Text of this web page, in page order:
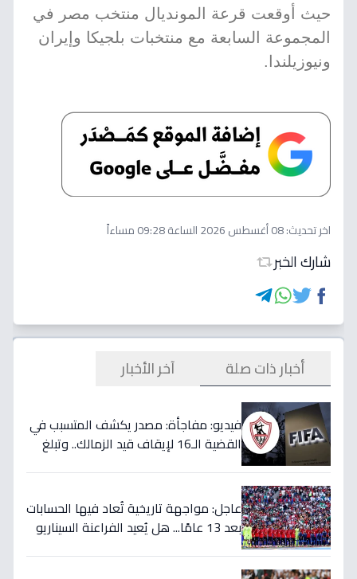
حيث أوقعت قرعة المونديال منتخب مصر في
المجموعة السابعة مع منتخبات بلجيكا وإيران
ونيوزيلندا.
اخر تحديث:08 أغسطس 2026 الساعة 09:28 مساءاً
شارك الخبر
أخبار ذات صلة آخر الأخبار
فيديو: مفاجأة: مصدر يكشف المتسبب في
القضية الـ16 لإيقاف قيد الزمالك.. وتبلغ
عاجل: مواجهة تاريخية تُعاد فيها الحسابات
بعد 13 عامًا... هل يُعيد الفراعنة السيناريو